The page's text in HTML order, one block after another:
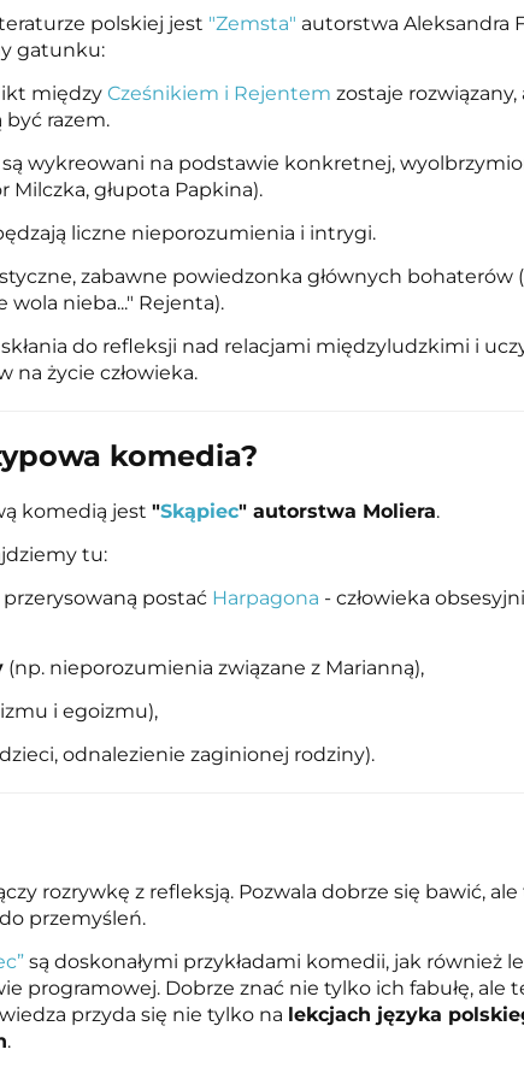
polskiej jest "Zemsta" autorstwa Aleksandra
gatunku:
między Cześnikiem i Rejentem zostaje rozwiązany,
być razem.
wykreowani na podstawie konkretnej,
Milczka, głupota Papkina).
liczne nieporozumienia i intrygi.
zabawne powiedzonka głównych bohaterów
wola nieba..." Rejenta).
do refleksji nad relacjami międzyludzkimi i
życie człowieka.
komedia?
komedią jest "Skąpiec" autorstwa Moliera.
tu:
przerysowaną postać Harpagona - człowieka
(np. nieporozumienia związane z Marianną),
i egoizmu),
odnalezienie zaginionej rodziny).
rozrywkę z refleksją. Pozwala dobrze się bawić, ale
przemyśleń.
są doskonałymi przykładami komedii, jak również
programowej. Dobrze znać nie tylko ich fabułę, ale
przyda się nie tylko na lekcjach języka
.